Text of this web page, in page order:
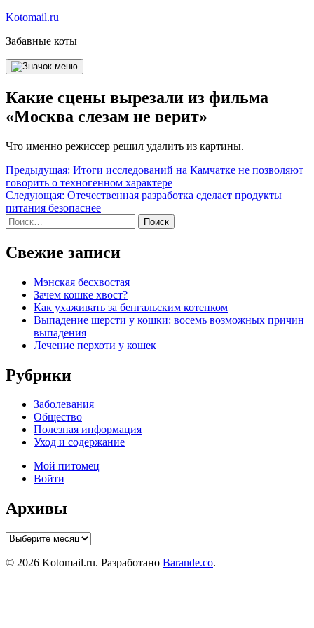
Перейти
содержимому
Kotomail.ru
Забавные коты
Какие сцены вырезали из фильма
«Москва слезам не верит»
Что именно режиссер решил удалить из картины.
Навигация
по
записям
Предыдущая: Итоги исследований на Камчатке не позволяют
говорить о техногенном характере
Следующая: Отечественная разработка сделает продукты
питания безопаснее
Найти:
Свежие записи
Мэнская бесхвостая
Зачем кошке хвост?
Как ухаживать за бенгальским котенком
Выпадение шерсти у кошки: восемь возможных причин
выпадения
Лечение перхоти у кошек
Рубрики
Заболевания
Общество
Полезная информация
Уход и содержание
Мой питомец
Войти
Архивы
Архивы
© 2026 Kotomail.ru. Разработано Barande.co.